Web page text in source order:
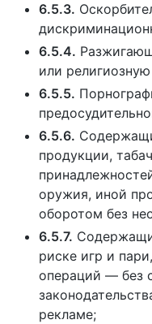
6.5.3.
6.5.4.
или
6.5.5.
6.5.6.
продукции,
оружия, иной
оборотом без
6.5.7.
риске игр и
операций — без
рекламе;